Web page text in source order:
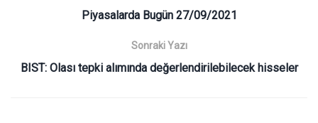
Piyasalarda Bugün 27/09/2021
Sonraki Yazı
BIST: Olası tepki alımında değerlendirilebilecek hisseler